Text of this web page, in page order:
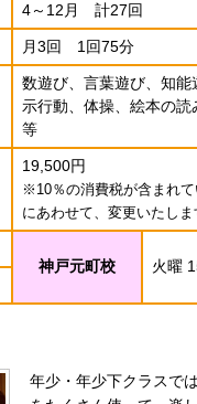
4～12月 計27回
月3回 1回75分
数遊び、言葉遊び、知
示行動、体操、絵本の
等
19,500円
※10％の消費税が含まれ
にあわせて、変更いたしま
神戸元町校
火曜
年少・年少下クラスで